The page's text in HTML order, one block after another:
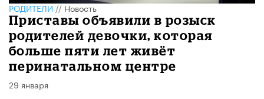
РОДИТЕЛИ//Новость
Приставы объявили в розыск
родителей девочки, которая
больше пяти лет живёт
перинатальном центре
29 января